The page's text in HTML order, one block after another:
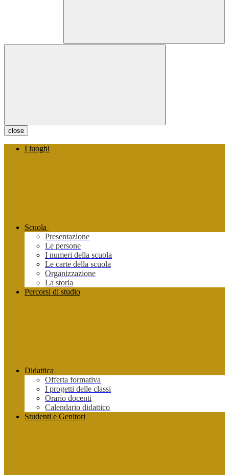
close
I luoghi
Scuola
Presentazione
Le persone
I numeri della scuola
Le carte della scuola
Organizzazione
La storia
Percorsi di studio
Didattica
Offerta formativa
I progetti delle classi
Orario docenti
Calendario didattico
Studenti e Genitori